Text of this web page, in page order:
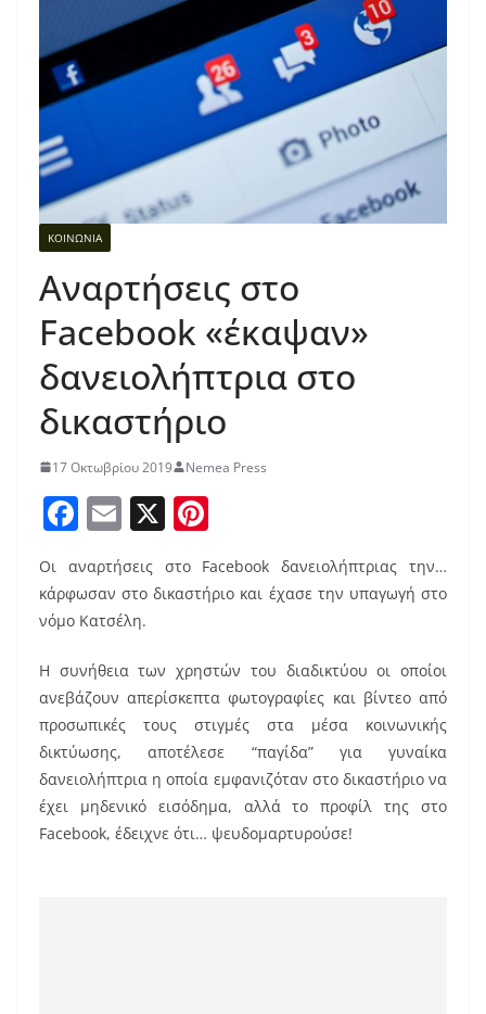
ΚΟΙΝΩΝΙΑ
Αναρτήσεις στο
Facebook «έκαψαν»
δανειολήπτρια στο
δικαστήριο
17 Οκτωβρίου 2019 Nemea Press
F
c
e
b
o
o
k
E
ai
l
X
nt
er
e
st
Οι αναρτήσεις στο Facebook δανειολήπτριας την…
κάρφωσαν στο δικαστήριο και έχασε την υπαγωγή στο
νόμο Κατσέλη.
Η συνήθεια των χρηστών του διαδικτύου οι οποίοι
ανεβάζουν απερίσκεπτα φωτογραφίες και βίντεο από
προσωπικές τους στιγμές στα μέσα κοινωνικής
δικτύωσης, αποτέλεσε “παγίδα” για γυναίκα
δανειολήπτρια η οποία εμφανιζόταν στο δικαστήριο να
έχει μηδενικό εισόδημα, αλλά το προφίλ της στο
Facebook, έδειχνε ότι… ψευδομαρτυρούσε!